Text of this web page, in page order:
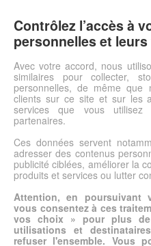
Faites évoluer vos espaces
solides et faciles à entretenir,
étudiées pour les collectivités.
revêtements ont été choisis
utilisations intensives.
la forme et la taille du
Voir l'offre
© DSh0p 2026 -
Contrôlez l’accès à
personnelles et
Avec votre accord, nous
similaires pour collecter,
personnelles, de même que
clients sur ce site et sur les
services que vous
partenaires.
Ces données servent
adresser des contenus
publicité ciblées, améliorer la
produits et services ou lutter
Attention, en poursuivant
vous consentez à ces
vos choix » pour plus
utilisations et
refuser l'ensemble. Vous